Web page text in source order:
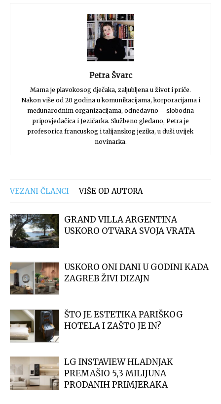
Petra Švarc
Mama je plavokosog dječaka, zaljubljena u život i priče.
Nakon više od 20 godina u komunikacijama, korporacijama i
međunarodnim organizacijama, odnedavno – slobodna
pripovjedačica i Jezičarka. Službeno gledano, Petra je
profesorica francuskog i talijanskog jezika, u duši uvijek
novinarka.
VEZANI ČLANCI VIŠE OD AUTORA
GRAND VILLA ARGENTINA
USKORO OTVARA SVOJA VRATA
USKORO ONI DANI U GODINI KADA
ZAGREB ŽIVI DIZAJN
ŠTO JE ESTETIKA PARIŠKOG
HOTELA I ZAŠTO JE IN?
LG INSTAVIEW HLADNJAK
PREMAŠIO 5,3 MILIJUNA
PRODANIH PRIMJERAKA